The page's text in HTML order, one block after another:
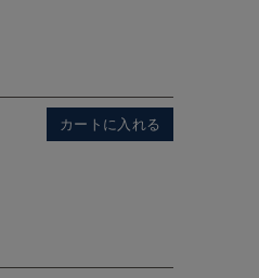
カートに入れる